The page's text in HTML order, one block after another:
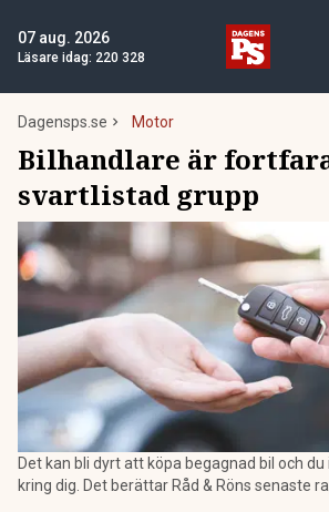
07 aug. 2026
Läsare idag: 220 328
Dagensps.se Motor
Bilhandlare är
svartlistad grupp
Det kan bli dyrt att köpa begagnad bil och
kring dig. Det berättar Råd & Röns senaste